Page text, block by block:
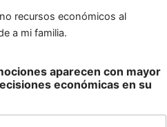
recursos económicos al
a mi familia.
aparecen con mayor
económicas en su